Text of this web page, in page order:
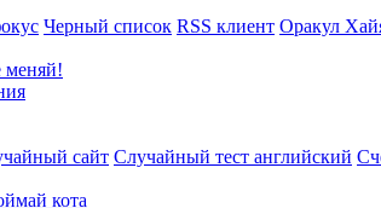
Черный список RSS клиент Оракул
меняй!
сайт Случайный тест английский
кота